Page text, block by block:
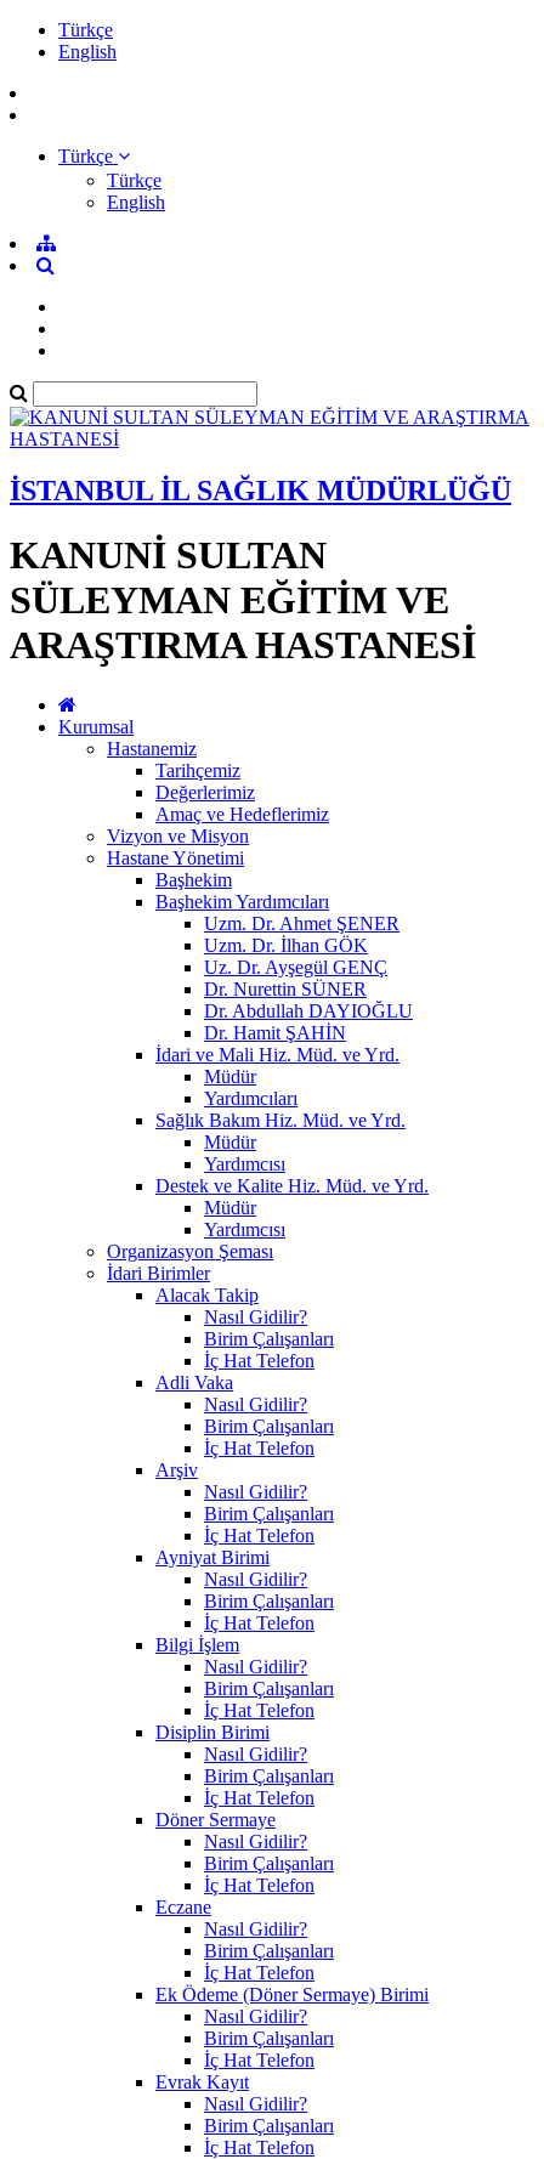
Türkçe
English
Türkçe
Türkçe
English
İSTANBUL İL SAĞLIK MÜDÜRLÜĞÜ
KANUNİ SULTAN
SÜLEYMAN EĞİTİM VE
ARAŞTIRMA HASTANESİ
Kurumsal
Hastanemiz
Tarihçemiz
Değerlerimiz
Amaç ve Hedeflerimiz
Vizyon ve Misyon
Hastane Yönetimi
Başhekim
Başhekim Yardımcıları
Uzm. Dr. Ahmet ŞENER
Uzm. Dr. İlhan GÖK
Uz. Dr. Ayşegül GENÇ
Dr. Nurettin SÜNER
Dr. Abdullah DAYIOĞLU
Dr. Hamit ŞAHİN
İdari ve Mali Hiz. Müd. ve Yrd.
Müdür
Yardımcıları
Sağlık Bakım Hiz. Müd. ve Yrd.
Müdür
Yardımcısı
Destek ve Kalite Hiz. Müd. ve Yrd.
Müdür
Yardımcısı
Organizasyon Şeması
İdari Birimler
Alacak Takip
Nasıl Gidilir?
Birim Çalışanları
İç Hat Telefon
Adli Vaka
Nasıl Gidilir?
Birim Çalışanları
İç Hat Telefon
Arşiv
Nasıl Gidilir?
Birim Çalışanları
İç Hat Telefon
Ayniyat Birimi
Nasıl Gidilir?
Birim Çalışanları
İç Hat Telefon
Bilgi İşlem
Nasıl Gidilir?
Birim Çalışanları
İç Hat Telefon
Disiplin Birimi
Nasıl Gidilir?
Birim Çalışanları
İç Hat Telefon
Döner Sermaye
Nasıl Gidilir?
Birim Çalışanları
İç Hat Telefon
Eczane
Nasıl Gidilir?
Birim Çalışanları
İç Hat Telefon
Ek Ödeme (Döner Sermaye) Birimi
Nasıl Gidilir?
Birim Çalışanları
İç Hat Telefon
Evrak Kayıt
Nasıl Gidilir?
Birim Çalışanları
İç Hat Telefon